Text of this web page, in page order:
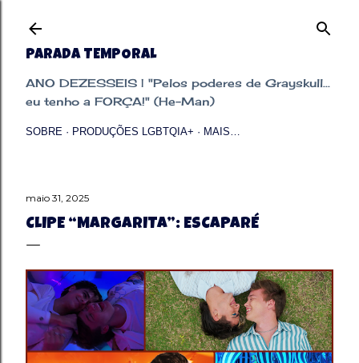
PARADA TEMPORAL
ANO DEZESSEIS | "Pelos poderes de Grayskull...
eu tenho a FORÇA!" (He-Man)
SOBRE PRODUÇÕES LGBTQIA+ MAIS…
maio 31, 2025
CLIPE “MARGARITA”: ESCAPARÉ